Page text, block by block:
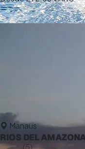
5,0(5)
Manaus
RIOS DEL